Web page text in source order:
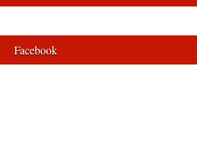
Facebook